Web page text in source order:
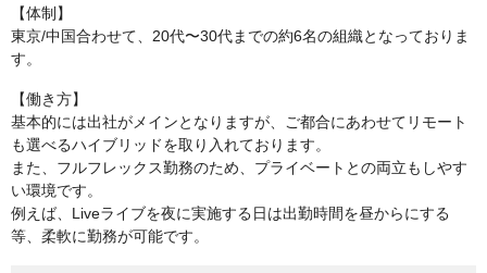
【体制】
東京/中国合わせて、20代〜30代までの約6名の組織となっておりま
す。
【働き方】
基本的には出社がメインとなりますが、ご都合にあわせてリモート
も選べるハイブリッドを取り入れております。
また、フルフレックス勤務のため、プライベートとの両立もしやす
い環境です。
例えば、Liveライブを夜に実施する日は出勤時間を昼からにする
等、柔軟に勤務が可能です。